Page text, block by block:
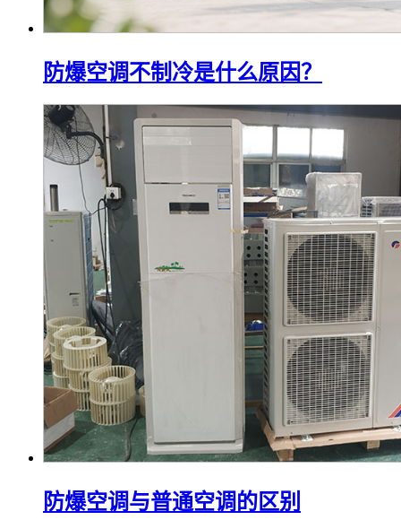
防爆空调不制冷是什么原因？
防爆空调与普通空调的区别